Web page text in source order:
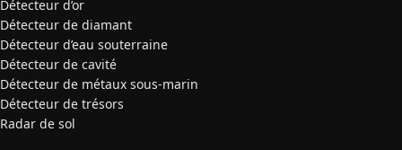
Détecteur d’or
Détecteur de diamant
Détecteur d’eau souterraine
Détecteur de cavité
Détecteur de métaux sous-marin
Détecteur de trésors
Radar de sol